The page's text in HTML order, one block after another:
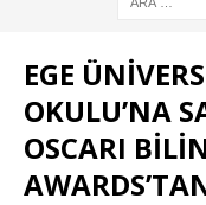
EGE
OKULU’NA
OSCARI